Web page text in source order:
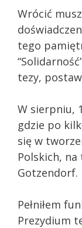
Wrócić
tego
tezy,
W sierpniu,
gdzie po
się w
Polskich,
Gotzendorf.
Pełniłem
Prezydium